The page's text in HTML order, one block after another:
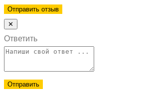
✕
Ответить